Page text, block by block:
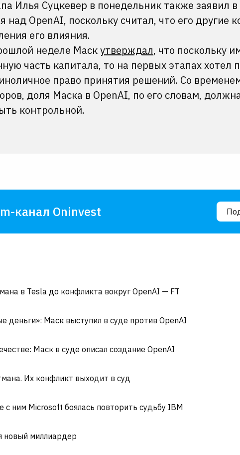
Илья Суцкевер в понедельник также заявил в
над OpenAI, поскольку считал, что его другие
его влияния.
неделе Маскутверждал, что поскольку
часть капитала, то на первых этапах хотел
право принятия решений. Со
доля Маска в OpenAI, по его словам,
контрольной.
канал Oninvest
в Tesla до конфликта вокруг OpenAI — FT
деньги»: Маск выступил в суде против OpenAI
Маск в суде описал создание OpenAI
Их конфликт выходит в суд
ним Microsoft боялась повторить судьбу IBM
новый миллиардер